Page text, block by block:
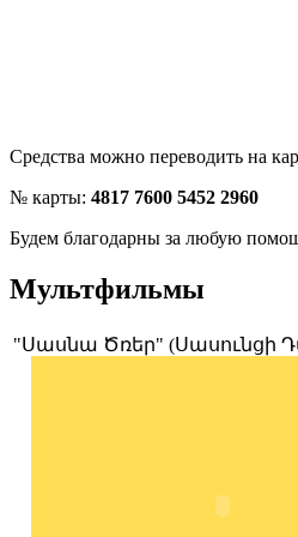
Средства можно переводить на
№ карты: 4817 7600 5452 2960
Будем благодарны за любую
Мультфильмы
"Սասնա Ծռեր" (Սասունցի